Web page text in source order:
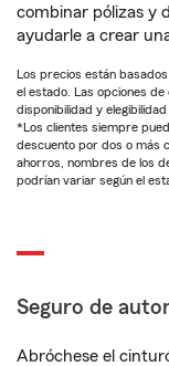
combinar pólizas y
ayudarle a crear
Los precios están
el estado. Las opciones
disponibilidad y
*Los clientes siempre
descuento por dos o más
ahorros, nombres de los
podrían variar según el
Seguro de
Abróchese el